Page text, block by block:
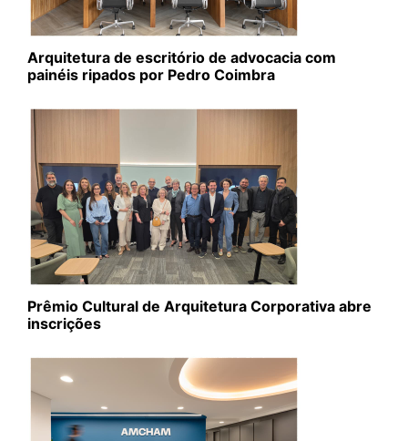
Arquitetura de escritório de advocacia com
painéis ripados por Pedro Coimbra
Prêmio Cultural de Arquitetura Corporativa abre
inscrições